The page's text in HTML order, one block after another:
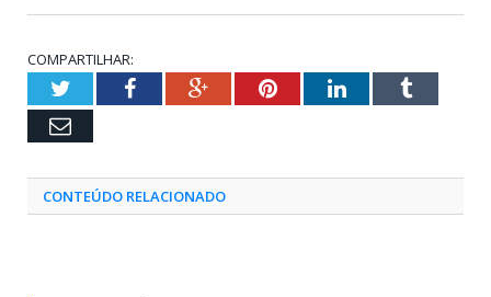
COMPARTILHAR:
TwitterFacebookGoogle+PinterestLinkedInTumblr
Email
CONTEÚDO RELACIONADO